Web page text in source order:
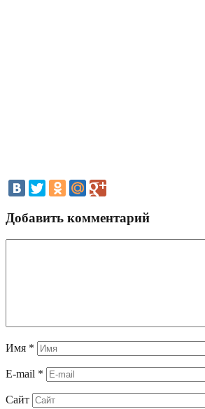
Добавить комментарий
Имя *
E-mail *
Сайт